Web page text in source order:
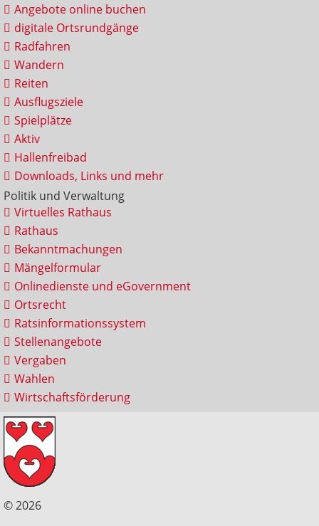
Angebote online buchen
digitale Ortsrundgänge
Radfahren
Wandern
Reiten
Ausflugsziele
Spielplätze
Aktiv
Hallenfreibad
Downloads, Links und mehr
Politik und Verwaltung
Virtuelles Rathaus
Rathaus
Bekanntmachungen
Mängelformular
Onlinedienste und eGovernment
Ortsrecht
Ratsinformationssystem
Stellenangebote
Vergaben
Wahlen
Wirtschaftsförderung
© 2026